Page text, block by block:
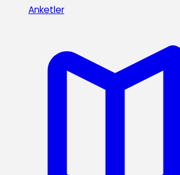
Anketler